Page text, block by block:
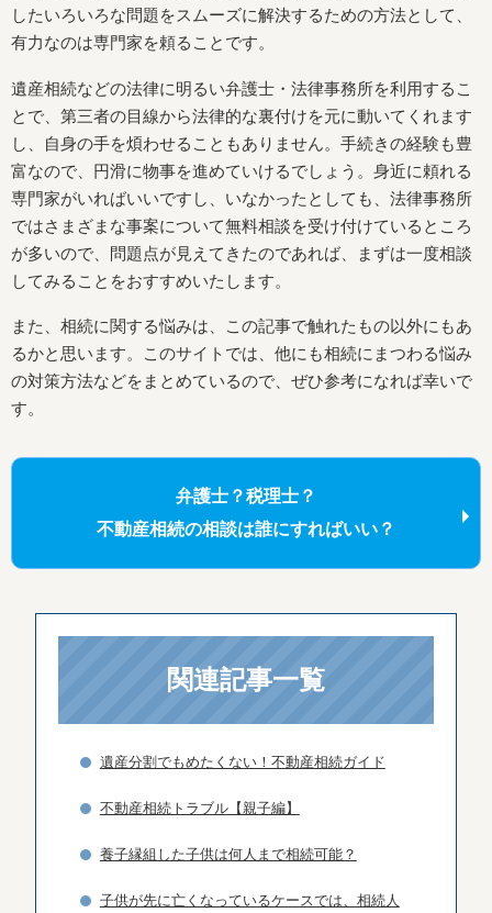
したいろいろな問題をスムーズに解決するための方法として、
有力なのは専門家を頼ることです。
遺産相続などの法律に明るい弁護士・法律事務所を利用するこ
とで、第三者の目線から法律的な裏付けを元に動いてくれます
し、自身の手を煩わせることもありません。手続きの経験も豊
富なので、円滑に物事を進めていけるでしょう。身近に頼れる
専門家がいればいいですし、いなかったとしても、法律事務所
ではさまざまな事案について無料相談を受け付けているところ
が多いので、問題点が見えてきたのであれば、まずは一度相談
してみることをおすすめいたします。
また、相続に関する悩みは、この記事で触れたもの以外にもあ
るかと思います。このサイトでは、他にも相続にまつわる悩み
の対策方法などをまとめているので、ぜひ参考になれば幸いで
す。
弁護士？税理士？
不動産相続の相談は誰にすればいい？
関連記事一覧
遺産分割でもめたくない！不動産相続ガイド
不動産相続トラブル【親子編】
養子縁組した子供は何人まで相続可能？
子供が先に亡くなっているケースでは、相続人